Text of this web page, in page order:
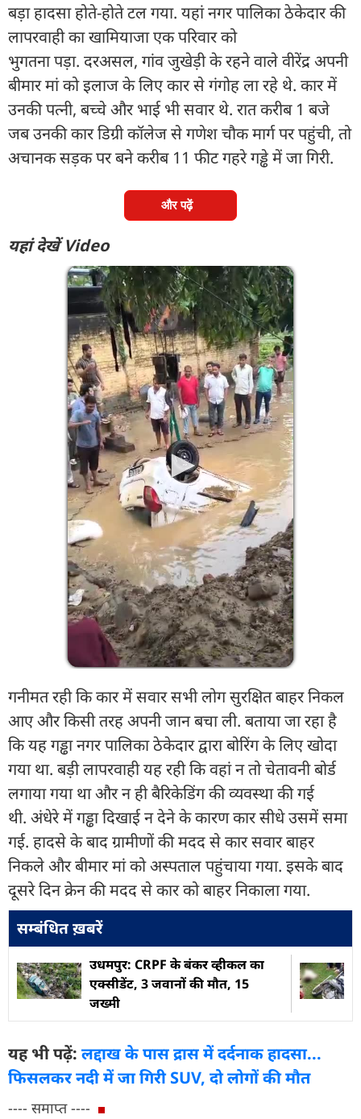
बड़ा हादसा होते-होते टल गया. यहां नगर पालिका ठेकेदार की
लापरवाही का खामियाजा एक परिवार को
भुगतना पड़ा. दरअसल, गांव जुखेड़ी के रहने वाले वीरेंद्र अपनी
बीमार मां को इलाज के लिए कार से गंगोह ला रहे थे. कार में
उनकी पत्नी, बच्चे और भाई भी सवार थे. रात करीब 1 बजे
जब उनकी कार डिग्री कॉलेज से गणेश चौक मार्ग पर पहुंची, तो
अचानक सड़क पर बने करीब 11 फीट गहरे गड्ढे में जा गिरी.
और पढ़ें
यहां देखें Video
गनीमत रही कि कार में सवार सभी लोग सुरक्षित बाहर निकल
आए और किसी तरह अपनी जान बचा ली. बताया जा रहा है
कि यह गड्ढा नगर पालिका ठेकेदार द्वारा बोरिंग के लिए खोदा
गया था. बड़ी लापरवाही यह रही कि वहां न तो चेतावनी बोर्ड
लगाया गया था और न ही बैरिकेडिंग की व्यवस्था की गई
थी. अंधेरे में गड्ढा दिखाई न देने के कारण कार सीधे उसमें समा
गई. हादसे के बाद ग्रामीणों की मदद से कार सवार बाहर
निकले और बीमार मां को अस्पताल पहुंचाया गया. इसके बाद
दूसरे दिन क्रेन की मदद से कार को बाहर निकाला गया.
सम्बंधित ख़बरें
उधमपुर: CRPF के बंकर व्हीकल का
एक्सीडेंट, 3 जवानों की मौत, 15
जख्मी
यह भी पढ़ें: लद्दाख के पास द्रास में दर्दनाक हादसा...
फिसलकर नदी में जा गिरी SUV, दो लोगों की मौत
---- समाप्त ----